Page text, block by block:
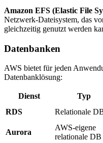
Amazon EFS (Elastic File
Netzwerk-Dateisystem, das
gleichzeitig genutzt werden
Datenbanken
AWS bietet für jeden
Datenbanklösung:
Dienst Typ
RDS
Relationale
Aurora
AWS-eigene
relationale DB